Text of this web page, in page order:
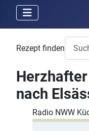
Rezept finden
nach
Radio NWW